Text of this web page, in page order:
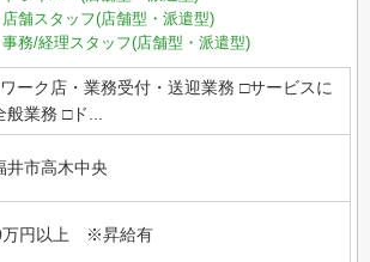
店舗スタッフ(店舗型・派遣型)
事務/経理スタッフ(店舗型・派遣型)
ーク店・業務受付・送迎業務 □サービスに
般業務 □ド...
井市高木中央
万円以上 ※昇給有